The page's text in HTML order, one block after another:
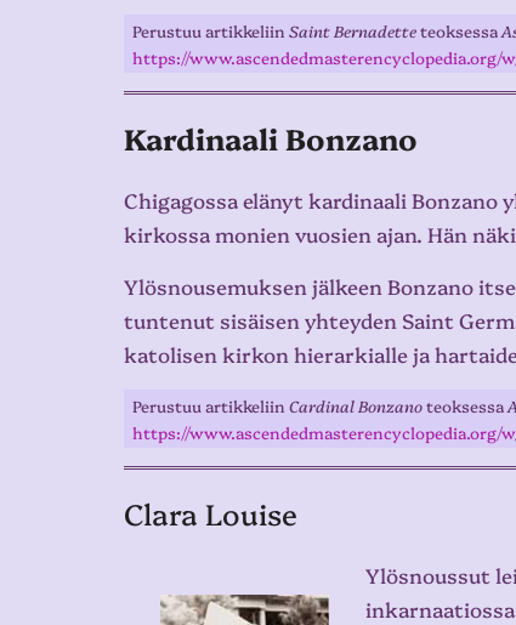
Perustuu artikkeliin Saint Bernadetteteoksessa
https://www.ascendedmasterencyclopedia.org/
Kardinaali Bonzano
Chigagossa elänyt kardinaali
kirkossa monien vuosien ajan. Hän
Ylösnousemuksen jälkeen Bonzano
tuntenut sisäisen yhteyden Saint
katolisen kirkon hierarkialle ja
Perustuu artikkeliin Cardinal Bonzanoteoksessa
https://www.ascendedmasterencyclopedia.org/
Clara Louise
Ylösnoussut